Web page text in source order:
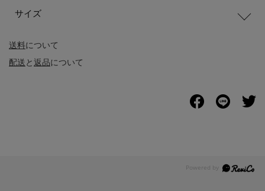
送料について
配送と返品について
サイズ